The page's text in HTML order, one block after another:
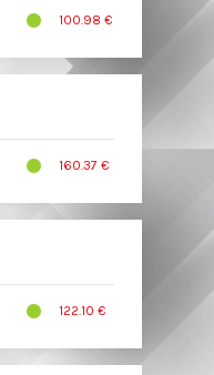
100.98 €
160.37 €
122.10 €